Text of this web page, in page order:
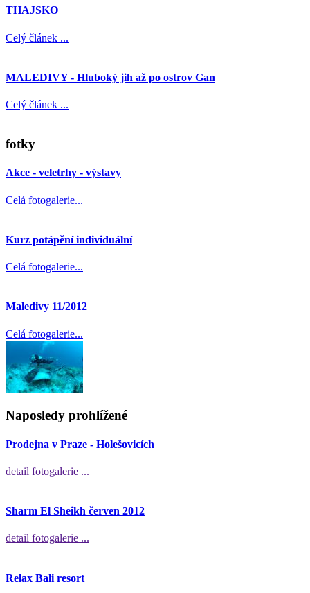
THAJSKO
Celý článek ...
MALEDIVY - Hluboký jih až po ostrov Gan
Celý článek ...
fotky
Akce - veletrhy - výstavy
Celá fotogalerie...
Kurz potápění individuální
Celá fotogalerie...
Maledivy 11/2012
Celá fotogalerie...
Naposledy prohlížené
Prodejna v Praze - Holešovicích
detail fotogalerie ...
Sharm El Sheikh červen 2012
detail fotogalerie ...
Relax Bali resort